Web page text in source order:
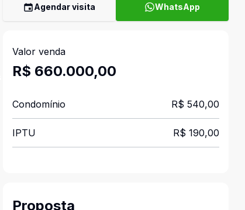
Agendar visita WhatsApp
Valor venda
R$ 660.000,00
Condomínio R$ 540,00
IPTU R$ 190,00
Proposta